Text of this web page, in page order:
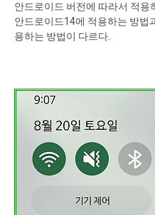
안드로이드 버전에 따라서 적용
안드로이드14에 적용하는 방법
용하는 방법이 다르다.